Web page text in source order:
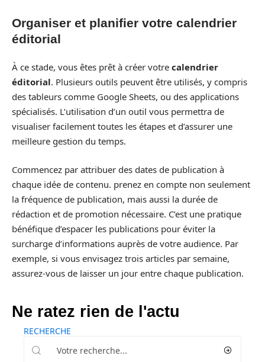
Organiser et planifier votre calendrier
éditorial
À ce stade, vous êtes prêt à créer votre calendrier
éditorial. Plusieurs outils peuvent être utilisés, y compris
des tableurs comme Google Sheets, ou des applications
spécialisés. L’utilisation d’un outil vous permettra de
visualiser facilement toutes les étapes et d’assurer une
meilleure gestion du temps.
Commencez par attribuer des dates de publication à
chaque idée de contenu. prenez en compte non seulement
la fréquence de publication, mais aussi la durée de
rédaction et de promotion nécessaire. C’est une pratique
bénéfique d’espacer les publications pour éviter la
surcharge d’informations auprès de votre audience. Par
exemple, si vous envisagez trois articles par semaine,
assurez-vous de laisser un jour entre chaque publication.
Ne ratez rien de l'actu
RECHERCHE